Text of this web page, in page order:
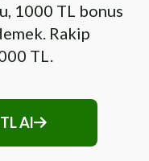
1000 TL bonus
Rakip
TL.
Al